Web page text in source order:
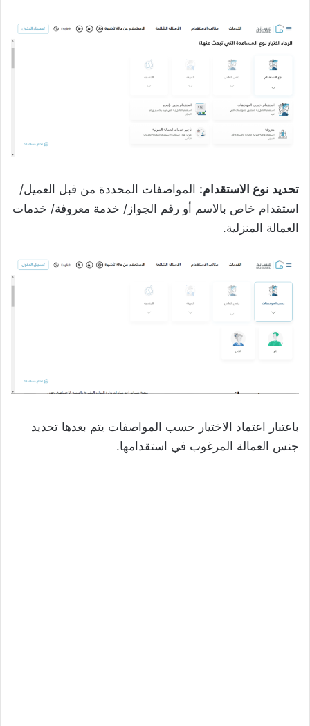
تحديد نوع الاستقدام: المواصفات المحددة من قبل العميل/
استقدام خاص بالاسم أو رقم الجواز/ خدمة معروفة/ خدمات
العمالة المنزلية.
باعتبار اعتماد الاختيار حسب المواصفات يتم بعدها تحديد
جنس العمالة المرغوب في استقدامها.